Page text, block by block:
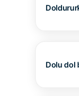
Dolu dol